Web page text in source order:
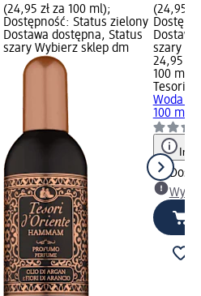
(24,95 zł za 100 ml);
Dostępność: Status zielony
Dostawa dostępna, Status
szary Wybierz sklep dm
(24,95
szary
24,95 zł
100 ml
Tesori
Woda
100 ml